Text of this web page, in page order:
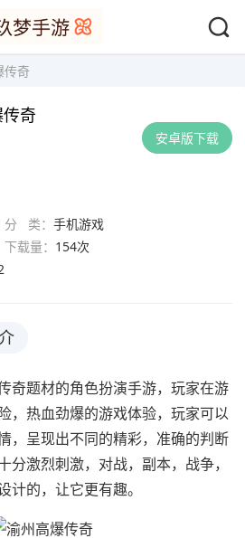
传奇
安卓版下载
奇
分 类： 手机游戏
下载量： 154次
奇题材的角色扮演手游，玩家在游
，热血劲爆的游戏体验，玩家可以
，呈现出不同的精彩，准确的判断
分激烈刺激，对战，副本，战争，
计的，让它更有趣。